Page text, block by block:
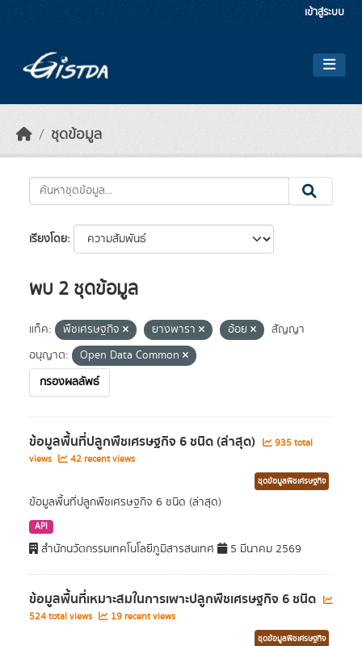
เข้าสู่ระบบ
ชุดข้อมูล
เรียงโดย
พบ 2 ชุดข้อมูล
แท็ค: พืชเศรษฐกิจ ยางพารา อ้อย
สัญญา
อนุญาต:
Open Data Common
กรองผลลัพธ์
ข้อมูลพื้นที่ปลูกพืชเศรษฐกิจ 6 ชนิด (ล่าสุด)
935 total
views
42 recent views
ชุดข้อมูลพืชเศรษฐกิจ
ข้อมูลพื้นที่ปลูกพืชเศรษฐกิจ 6 ชนิด (ล่าสุด)
API
สำนักนวัตกรรมเทคโนโลยีภูมิสารสนเทศ 5 มีนาคม 2569
ข้อมูลพื้นที่เหมาะสมในการเพาะปลูกพืชเศรษฐกิจ 6 ชนิด
524 total views 19 recent views
ชุดข้อมูลพืชเศรษฐกิจ